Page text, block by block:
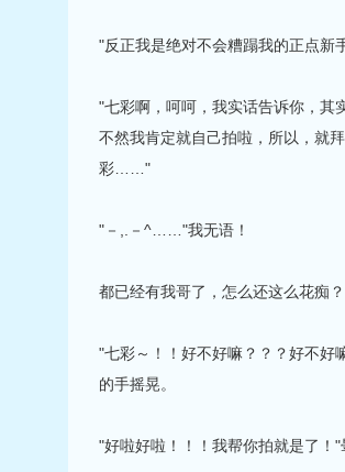
"反正我是绝对不会糟蹋我的正点新
"七彩啊，呵呵，我实话告诉你，其
不然我肯定就自己拍啦，所以，就
彩……"
"－,.－^……"我无语！
都已经有我哥了，怎么还这么花痴
"七彩～！！好不好嘛？？？好不
的手摇晃。
"好啦好啦！！！我帮你拍就是了！"